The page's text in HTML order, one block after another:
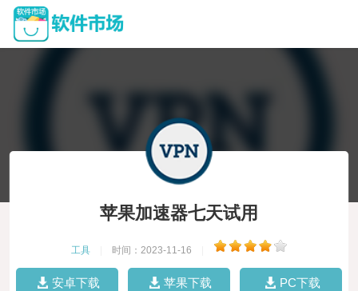
苹果加速器七天试用
工具 时间：2023-11-16
安卓下载 苹果下载 PC下载